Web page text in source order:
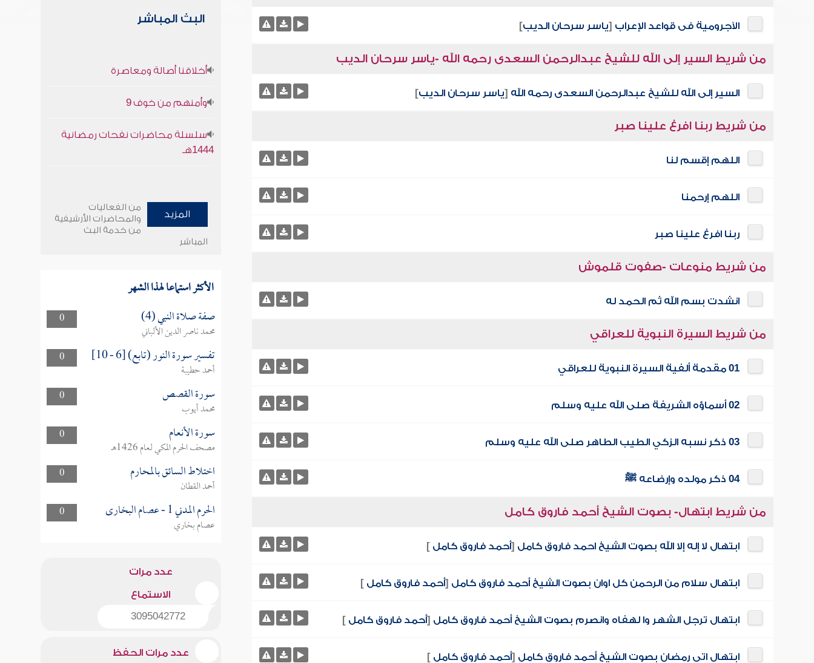
الآجرومية فى قواعد الإعراب [ياسر سرحان الديب]
من شريط السير إلى الله للشيخ عبدالرحمن السعدى رحمه الله -ياسر سرحان الديب
السير إلى الله للشيخ عبدالرحمن السعدى رحمه الله [ياسر سرحان الديب]
من شريط ربنا افرغ علينا صبر
اللهم إقسم لنا
اللهم إرحمنا
ربنا افرغ علينا صبر
من شريط منوعات -صفوت قلموش
انشدت بسم الله ثم الحمد له
من شريط السيرة النبوية للعراقي
01 مقدمة ألفية السيرة النبوية للعراقي
02 أسماؤه الشريفة صلى الله عليه وسلم
03 ذكر نسبه الزكي الطيب الطاهر صلى الله عليه وسلم
04 ذكر مولده وإرضاعه ﷺ
من شريط ابتهال- بصوت الشيخ أحمد فاروق كامل
ابتهال لا إله إلا الله بصوت الشيخ احمد فاروق كامل [أحمد فاروق كامل]
ابتهال سلام من الرحمن كل اوان بصوت الشيخ أحمد فاروق كامل [أحمد فاروق كامل]
ابتهال ترجل الشهر وا لهفاه وانصرم بصوت الشيخ أحمد فاروق كامل [أحمد فاروق كامل]
ابتهال اتى رمضان بصوت الشيخ أحمد فاروق كامل [أحمد فاروق كامل]
البث المباشر
أخلاقنا أصالة ومعاصرة
وأمنهم من خوف 9
سلسلة محاضرات نفحات رمضانية
1444هـ
المزيد
من الفعاليات
والمحاضرات الأرشيفية
من خدمة البث
المباشر
الأكثر استماعا لهذا الشهر
0 صفة صلاة النبي (4)
محمد ناصر الدين الألباني
0
تفسير سورة النور (تابع) [6 - 10]
أحمد حطيبة
0
سورة القصص
محمد أيوب
0
سورة الأنعام
مصحف الحرم المكي لعام 1426هـ
0
اختلاط السائق بالمحارم
أحمد القطان
0
الحرم المدني 1 - عصام البخارى
عصام بخاري
عدد مرات
الاستماع
3095042772
عدد مرات الحفظ